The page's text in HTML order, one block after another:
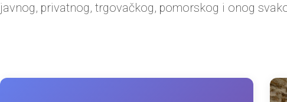
javnog, privatnog, trgovačkog, pomorskog i onog